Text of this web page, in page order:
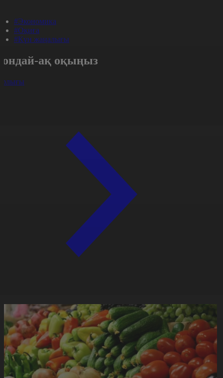
#Экономика
#Оқиға
#Күн жаңалығы
ақ оқыңыз